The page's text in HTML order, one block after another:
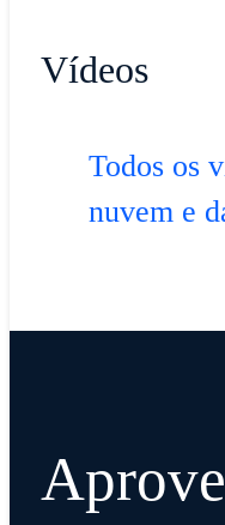
Vídeos
Todos os
nuvem e